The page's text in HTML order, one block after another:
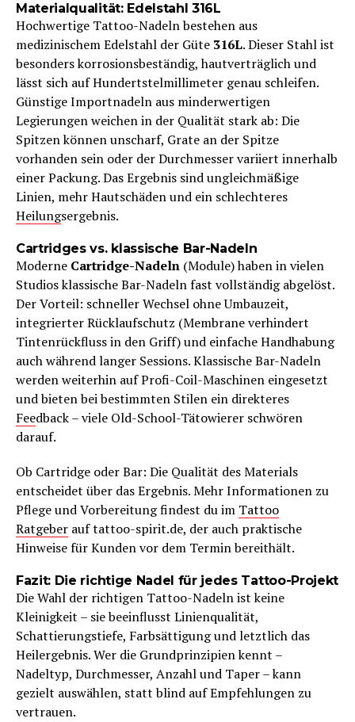
Materialqualität: Edelstahl 316L
Hochwertige Tattoo-Nadeln bestehen aus
medizinischem Edelstahl der Güte 316L. Dieser Stahl ist
besonders korrosionsbeständig, hautverträglich und
lässt sich auf Hundertstelmillimeter genau schleifen.
Günstige Importnadeln aus minderwertigen
Legierungen weichen in der Qualität stark ab: Die
Spitzen können unscharf, Grate an der Spitze
vorhanden sein oder der Durchmesser variiert innerhalb
einer Packung. Das Ergebnis sind ungleichmäßige
Linien, mehr Hautschäden und ein schlechteres
Heilungsergebnis.
Cartridges vs. klassische Bar-Nadeln
Moderne Cartridge-Nadeln (Module) haben in vielen
Studios klassische Bar-Nadeln fast vollständig abgelöst.
Der Vorteil: schneller Wechsel ohne Umbauzeit,
integrierter Rücklaufschutz (Membrane verhindert
Tintenrückfluss in den Griff) und einfache Handhabung
auch während langer Sessions. Klassische Bar-Nadeln
werden weiterhin auf Profi-Coil-Maschinen eingesetzt
und bieten bei bestimmten Stilen ein direkteres
Feedback – viele Old-School-Tätowierer schwören
darauf.
Ob Cartridge oder Bar: Die Qualität des Materials
entscheidet über das Ergebnis. Mehr Informationen zu
Pflege und Vorbereitung findest du im Tattoo
Ratgeber auf tattoo-spirit.de, der auch praktische
Hinweise für Kunden vor dem Termin bereithält.
Fazit: Die richtige Nadel für jedes Tattoo-Projekt
Die Wahl der richtigen Tattoo-Nadeln ist keine
Kleinigkeit – sie beeinflusst Linienqualität,
Schattierungstiefe, Farbsättigung und letztlich das
Heilergebnis. Wer die Grundprinzipien kennt –
Nadeltyp, Durchmesser, Anzahl und Taper – kann
gezielt auswählen, statt blind auf Empfehlungen zu
vertrauen.